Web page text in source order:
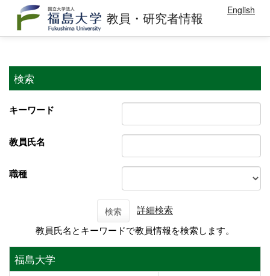
教員・研究者情報 English
検索
キーワード
教員氏名
職種
検索
詳細検索
教員氏名とキーワードで教員情報を検索します。
福島大学